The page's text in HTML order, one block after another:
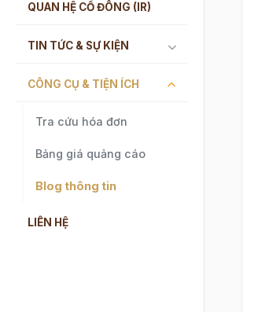
QUAN HỆ CỔ ĐÔNG (IR)
TIN TỨC & SỰ KIỆN
CÔNG CỤ & TIỆN ÍCH
Tra cứu hóa đơn
Bảng giá quảng cáo
Blog thông tin
LIÊN HỆ